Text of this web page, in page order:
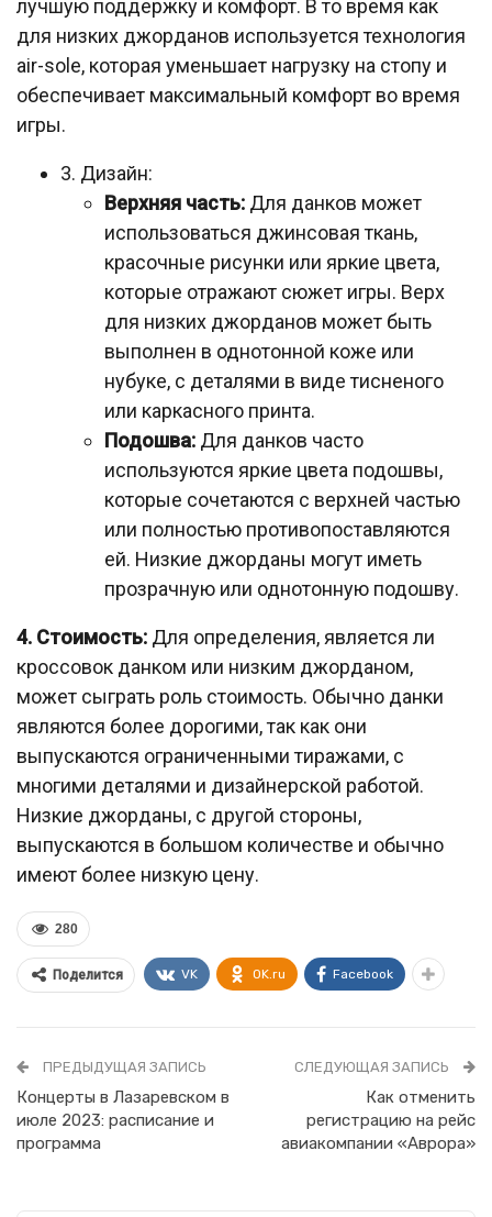
лучшую поддержку и комфорт. В то время как
для низких джорданов используется технология
air-sole, которая уменьшает нагрузку на стопу и
обеспечивает максимальный комфорт во время
игры.
3. Дизайн:
Верхняя часть: Для данков может
использоваться джинсовая ткань,
красочные рисунки или яркие цвета,
которые отражают сюжет игры. Верх
для низких джорданов может быть
выполнен в однотонной коже или
нубуке, с деталями в виде тисненого
или каркасного принта.
Подошва: Для данков часто
используются яркие цвета подошвы,
которые сочетаются с верхней частью
или полностью противопоставляются
ей. Низкие джорданы могут иметь
прозрачную или однотонную подошву.
4. Стоимость: Для определения, является ли
кроссовок данком или низким джорданом,
может сыграть роль стоимость. Обычно данки
являются более дорогими, так как они
выпускаются ограниченными тиражами, с
многими деталями и дизайнерской работой.
Низкие джорданы, с другой стороны,
выпускаются в большом количестве и обычно
имеют более низкую цену.
280
Поделится VK OK.ru Facebook
ПРЕДЫДУЩАЯ ЗАПИСЬ
Концерты в Лазаревском в
июле 2023: расписание и
программа
СЛЕДУЮЩАЯ ЗАПИСЬ
Как отменить
регистрацию на рейс
авиакомпании «Аврора»